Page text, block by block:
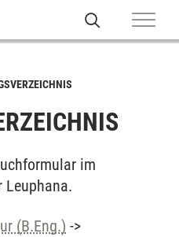
im
Leuphana.
(B.Eng.) ->